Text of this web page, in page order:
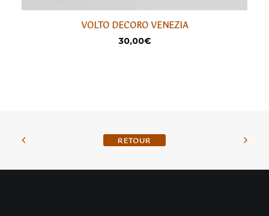
VOLTO DECORO VENEZIA
30,00€
BACK TO SHOP